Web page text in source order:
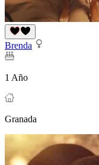
Brenda
1 Año
Granada